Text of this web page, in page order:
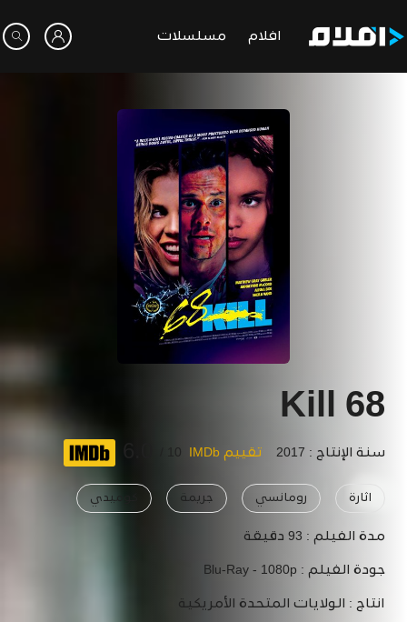
افلام مسلسلات
68 Kill
سنة الإنتاج : 2017 تقييم IMDb 10 /
اثارة رومانسي جريمة كوميدي
مدة الفيلم : 93 دقيقة
جودة الفيلم : Blu-Ray - 1080p
انتاج : الولايات المتحدة الأمريكية